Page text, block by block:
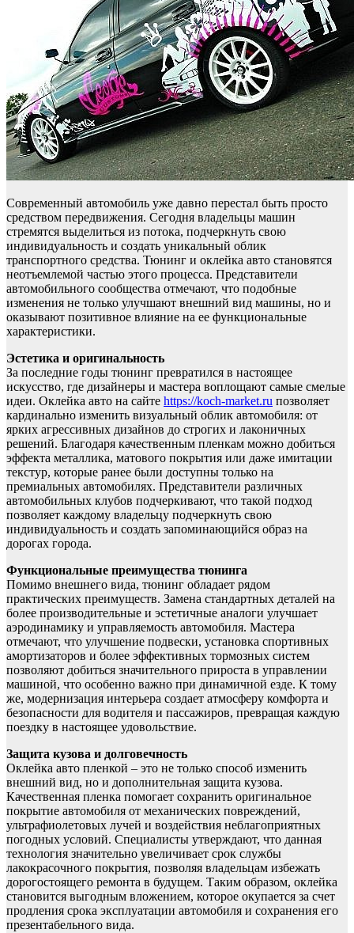
Современный автомобиль уже давно перестал быть просто
средством передвижения. Сегодня владельцы машин
стремятся выделиться из потока, подчеркнуть свою
индивидуальность и создать уникальный облик
транспортного средства. Тюнинг и оклейка авто становятся
неотъемлемой частью этого процесса. Представители
автомобильного сообщества отмечают, что подобные
изменения не только улучшают внешний вид машины, но и
оказывают позитивное влияние на ее функциональные
характеристики.
Эстетика и оригинальность
За последние годы тюнинг превратился в настоящее
искусство, где дизайнеры и мастера воплощают самые смелые
идеи. Оклейка авто на сайте https://koch-market.ru позволяет
кардинально изменить визуальный облик автомобиля: от
ярких агрессивных дизайнов до строгих и лаконичных
решений. Благодаря качественным пленкам можно добиться
эффекта металлика, матового покрытия или даже имитации
текстур, которые ранее были доступны только на
премиальных автомобилях. Представители различных
автомобильных клубов подчеркивают, что такой подход
позволяет каждому владельцу подчеркнуть свою
индивидуальность и создать запоминающийся образ на
дорогах города.
Функциональные преимущества тюнинга
Помимо внешнего вида, тюнинг обладает рядом
практических преимуществ. Замена стандартных деталей на
более производительные и эстетичные аналоги улучшает
аэродинамику и управляемость автомобиля. Мастера
отмечают, что улучшение подвески, установка спортивных
амортизаторов и более эффективных тормозных систем
позволяют добиться значительного прироста в управлении
машиной, что особенно важно при динамичной езде. К тому
же, модернизация интерьера создает атмосферу комфорта и
безопасности для водителя и пассажиров, превращая каждую
поездку в настоящее удовольствие.
Защита кузова и долговечность
Оклейка авто пленкой – это не только способ изменить
внешний вид, но и дополнительная защита кузова.
Качественная пленка помогает сохранить оригинальное
покрытие автомобиля от механических повреждений,
ультрафиолетовых лучей и воздействия неблагоприятных
погодных условий. Специалисты утверждают, что данная
технология значительно увеличивает срок службы
лакокрасочного покрытия, позволяя владельцам избежать
дорогостоящего ремонта в будущем. Таким образом, оклейка
становится выгодным вложением, которое окупается за счет
продления срока эксплуатации автомобиля и сохранения его
презентабельного вида.